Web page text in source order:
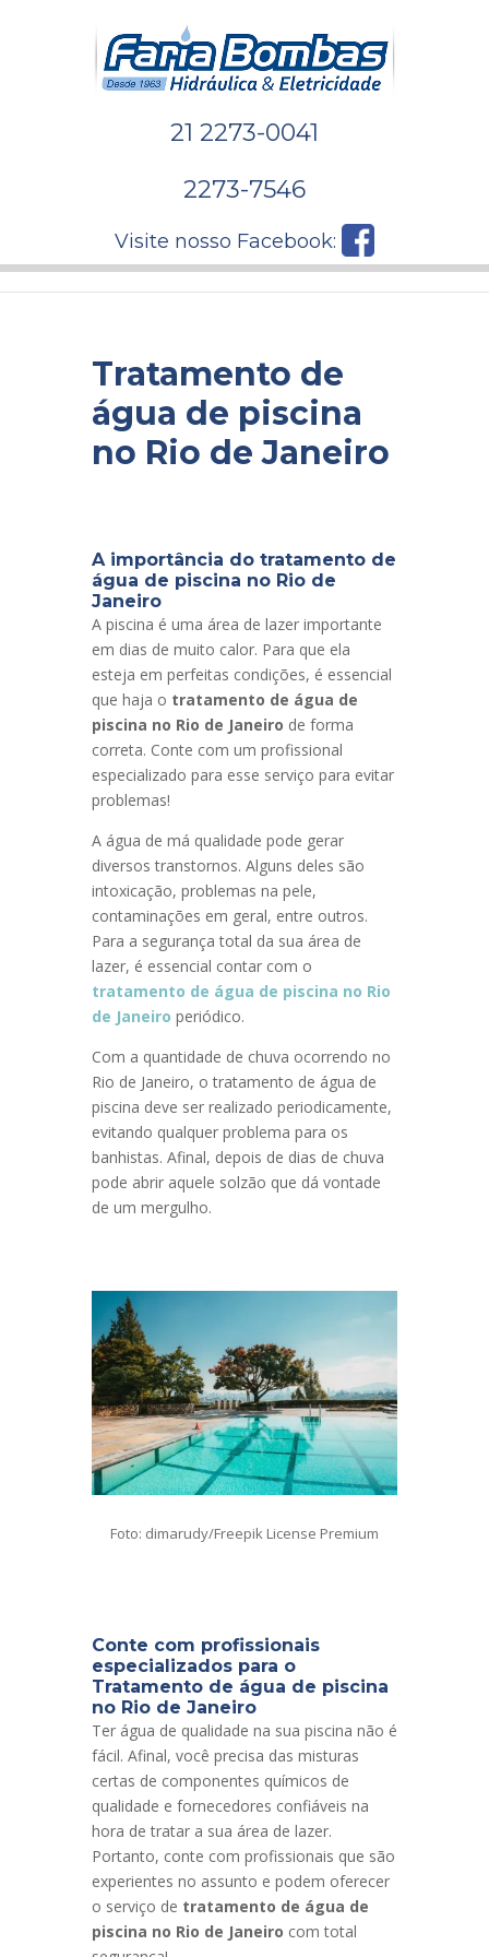
21 2273-0041
2273-7546
Visite nosso Facebook:
Tratamento de
água de piscina
no Rio de Janeiro
A importância do tratamento de
água de piscina no Rio de
Janeiro
A piscina é uma área de lazer importante
em dias de muito calor. Para que ela
esteja em perfeitas condições, é essencial
que haja o tratamento de água de
piscina no Rio de Janeiro de forma
correta. Conte com um profissional
especializado para esse serviço para evitar
problemas!
A água de má qualidade pode gerar
diversos transtornos. Alguns deles são
intoxicação, problemas na pele,
contaminações em geral, entre outros.
Para a segurança total da sua área de
lazer, é essencial contar com o
tratamento de água de piscina no Rio
de Janeiro periódico.
Com a quantidade de chuva ocorrendo no
Rio de Janeiro, o tratamento de água de
piscina deve ser realizado periodicamente,
evitando qualquer problema para os
banhistas. Afinal, depois de dias de chuva
pode abrir aquele solzão que dá vontade
de um mergulho.
Foto: dimarudy/Freepik License Premium
Conte com profissionais
especializados para o
Tratamento de água de piscina
no Rio de Janeiro
Ter água de qualidade na sua piscina não é
fácil. Afinal, você precisa das misturas
certas de componentes químicos de
qualidade e fornecedores confiáveis na
hora de tratar a sua área de lazer.
Portanto, conte com profissionais que são
experientes no assunto e podem oferecer
o serviço de tratamento de água de
piscina no Rio de Janeiro com total